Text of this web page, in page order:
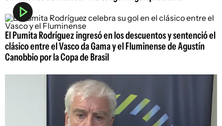
El Pumita Rodríguez ingresó en los descuentos y sentenció el
clásico entre el Vasco da Gama y el Fluminense de Agustín
Canobbio por la Copa de Brasil